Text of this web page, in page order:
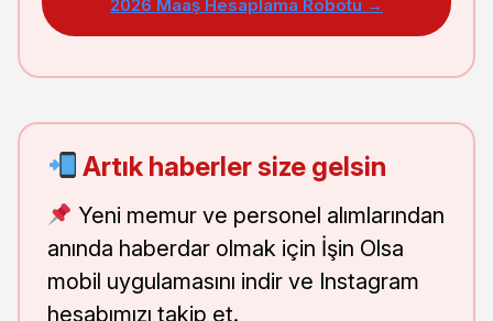
2026 Maaş Hesaplama Robotu →
Artık haberler size gelsin
Yeni memur ve personel alımlarından
anında haberdar olmak için İşin Olsa
mobil uygulamasını indir ve Instagram
hesabımızı takip et.